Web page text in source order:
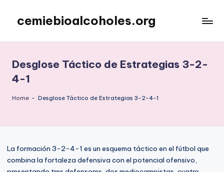
content
cemiebioalcoholes.org
Desglose Táctico de Estrategias 3-2-
4-1
Home - Desglose Táctico de Estrategias 3-2-4-1
La formación 3-2-4-1 es un esquema táctico en el fútbol que
combina la fortaleza defensiva con el potencial ofensivo,